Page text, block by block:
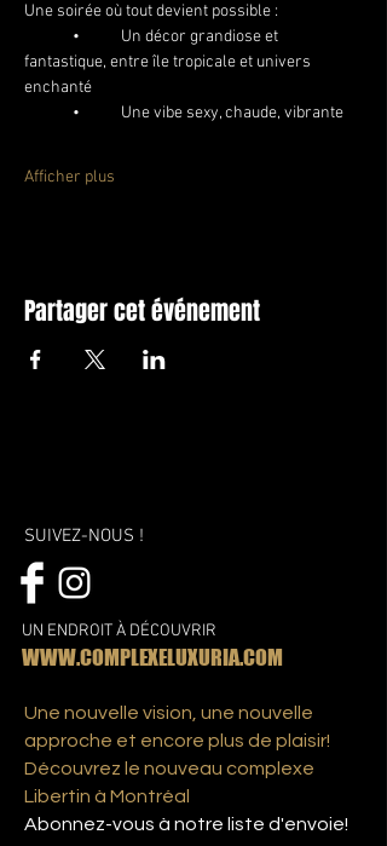
Une soirée où tout devient possible :
fantastique, entre île tropicale et univers
enchanté
	•	Une vibe sexy, chaude, vibrante
Afficher plus
Partager cet événement
SUIVEZ-NOUS !
UN ENDROIT À DÉCOUVRIR
WWW.COMPLEXELUXURIA.COM
Une nouvelle vision, une nouvelle
approche et encore plus de plaisir!
Découvrez le nouveau complexe
Libertin à Montréal
Abonnez-vous à notre liste d'envoie!